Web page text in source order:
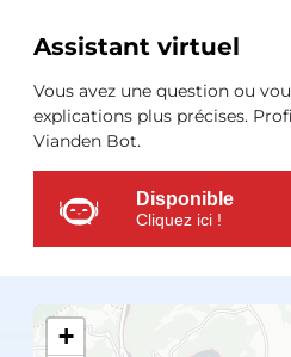
Ressources
Assistant virtuel
Vous avez une question ou
explications plus précises.
Vianden Bot.
Disponible
Cliquez ici !
+